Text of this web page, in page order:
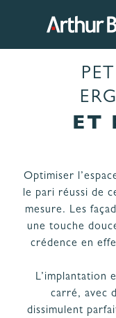
NOS
NOS
LES ÉTAPES
DE VOTRE
ET
Optimiser
le pari réussi de
mesure. Les
une touche
crédence en
L’implantation
carré, avec
dissimulent